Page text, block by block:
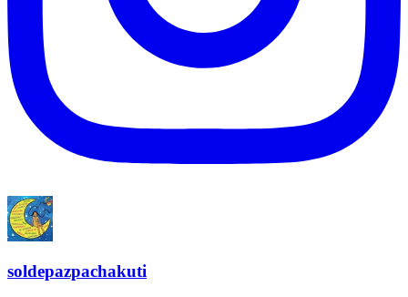
soldepazpachakuti